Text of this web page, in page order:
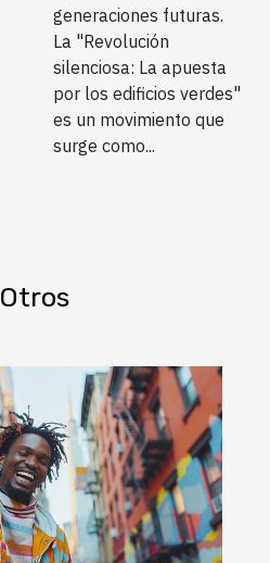
generaciones futuras.
La "Revolución
silenciosa: La apuesta
por los edificios verdes"
es un movimiento que
surge como...
Otros